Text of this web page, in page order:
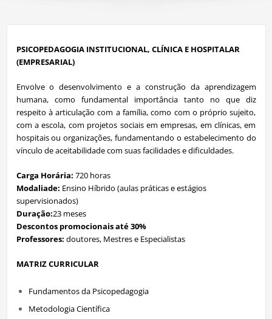
PSICOPEDAGOGIA INSTITUCIONAL, CLÍNICA E HOSPITALAR
(EMPRESARIAL)
Envolve o desenvolvimento e a construção da aprendizagem
humana, como fundamental importância tanto no que diz
respeito à articulação com a família, como com o próprio sujeito,
com a escola, com projetos sociais em empresas, em clínicas, em
hospitais ou organizações, fundamentando o estabelecimento do
vínculo de aceitabilidade com suas facilidades e dificuldades.
Carga Horária: 720 horas
Modaliade: Ensino Híbrido (aulas práticas e estágios
supervisionados)
Duração:23 meses
Descontos promocionais até 30%
Professores: doutores, Mestres e Especialistas
MATRIZ CURRICULAR
Fundamentos da Psicopedagogia
Metodologia Científica